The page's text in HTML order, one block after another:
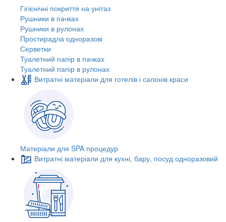
Гігієнічні покриття на унітаз
Рушники в пачках
Рушники в рулонах
Простирадла одноразові
Серветки
Туалетний папір в пачках
Туалетний папір в рулонах
Витратні матеріали для готелів і салонів краси
Матеріали для SPA процедур
Витратні матеріали для кухні, бару, посуд одноразовий